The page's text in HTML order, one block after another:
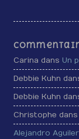
Carina dans Un
Debbie Kuhn
Debbie Kuhn
Christophe
Alejandro